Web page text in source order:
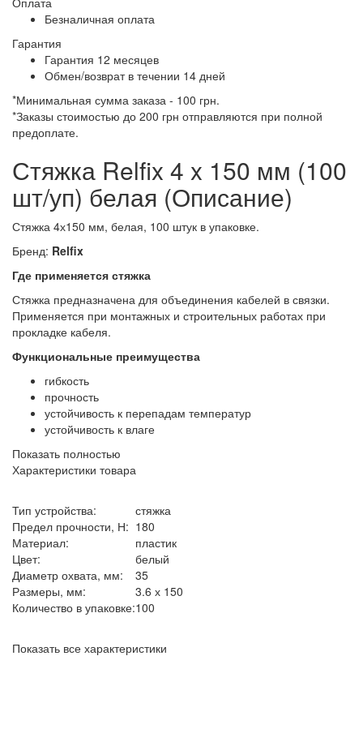
Безналичная оплата
Гарантия
Гарантия 12 месяцев
Обмен/возврат в течении 14 дней
*Минимальная сумма заказа - 100 грн.
*Заказы стоимостью до 200 грн отправляются при полной
предоплате.
Стяжка Relfix 4 x 150 мм (100
шт/уп) белая (Описание)
Стяжка 4х150 мм, белая, 100 штук в упаковке.
Бренд: Relfix
Где применяется стяжка
Стяжка предназначена для объединения кабелей в связки.
Применяется при монтажных и строительных работах при
прокладке кабеля.
Функциональные преимущества
гибкость
прочность
устойчивость к перепадам температур
устойчивость к влаге
Показать полностью
Характеристики товара
Тип устройства:
стяжка
Предел прочности, Н: 180
Материал:
пластик
Цвет:
белый
Диаметр охвата, мм:
35
Размеры, мм:
3.6 х 150
Количество в упаковке:100
Показать все характеристики